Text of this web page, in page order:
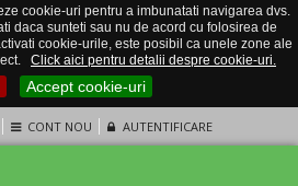
cookie-uri pentru a imbunatati navigarea dvs.
daca sunteti sau nu de acord cu folosirea de
cookie-urile, este posibil ca unele zone ale
Click aici pentru detalii despre cookie-uri.
Accept cookie-uri
CONT NOU AUTENTIFICARE